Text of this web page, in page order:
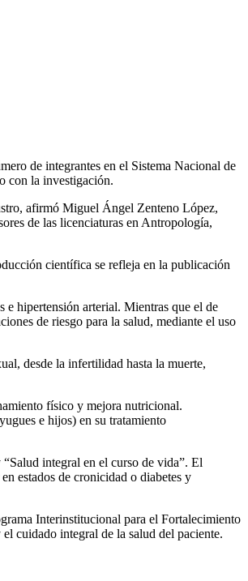
de integrantes en el Sistema Nacional de
con la investigación.
afirmó Miguel Ángel Zenteno López,
de las licenciaturas en Antropología,
científica se refleja en la publicación
e hipertensión arterial. Mientras que el de
de riesgo para la salud, mediante el uso
desde la infertilidad hasta la muerte,
físico y mejora nutricional.
e hijos) en su tratamiento
integral en el curso de vida”. El
estados de cronicidad o diabetes y
Interinstitucional para el Fortalecimiento
cuidado integral de la salud del paciente.